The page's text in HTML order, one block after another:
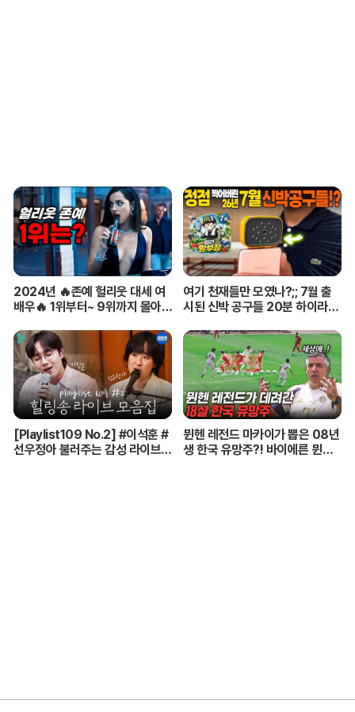
2024년 🔥존예 헐리웃 대세 여
배우🔥 1위부터~ 9위까지 몰아보
여기 천재들만 모였나?;; 7월 출
시된 신박 공구들 20분 하이라이
[Playlist109 No.2] #이석훈 #
선우정아 불러주는 감성 라이브
뮌헨 레전드 마카이가 뽑은 08년
생 한국 유망주?! 바이에른 뮌헨